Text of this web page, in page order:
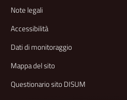
Note legali
Accessibilità
Dati di monitoraggio
Mappa del sito
Questionario sito DISUM